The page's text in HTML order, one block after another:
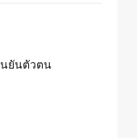
ยันตัวตน
Recognition, Connect,
รั้ง
ารตรวจสอบชื่อจริงเป็น
ถึงผู้ใช้งานที่กำลังซื้อ GA
(1 ครั้งต่อเดือน)
หรับ
รสั่งซื้อครั้งแรก
มสำหรับนิติบุคคล
ทางนอกจากประเทศจีนแผ่
เบียนใหม่
มัติและอัจฉริยะ, การ
ละการบริหารจัดการการ